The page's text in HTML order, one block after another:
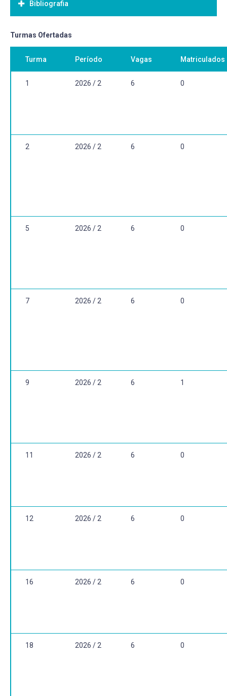
Bibliografia
Bibliografia Básica:
Turmas Ofertadas
Turma Período Vagas Matriculados
1 2026 / 2 6 0
2 2026 / 2 6 0
5 2026 / 2 6 0
7 2026 / 2 6 0
9 2026 / 2 6 1
11 2026 / 2 6 0
12 2026 / 2 6 0
16 2026 / 2 6 0
18 2026 / 2 6 0